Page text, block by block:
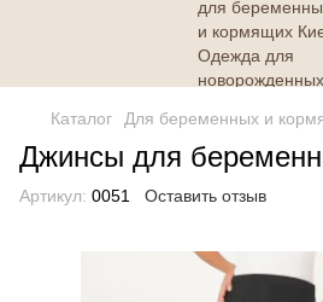
Каталог Для беременных и
Джинсы для
Артикул: 0051 Оставить отзыв